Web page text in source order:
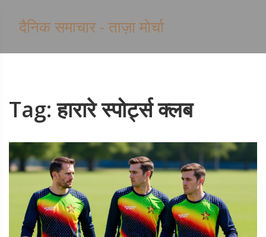
दैनिक समाचार - ताज़ा मोर्चा
Tag: हारारे स्पोर्ट्स क्लब